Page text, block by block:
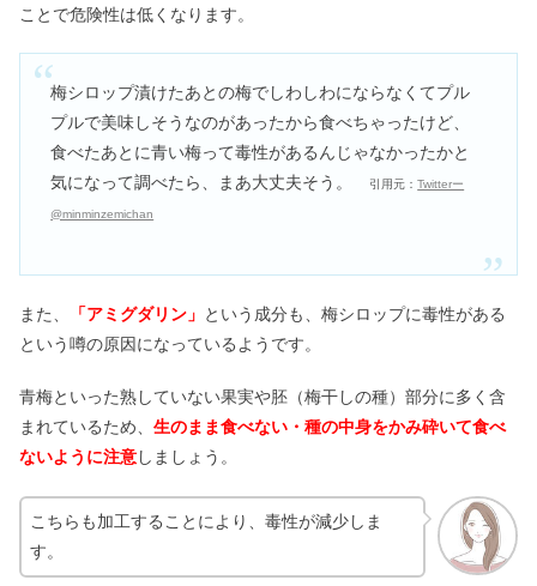
ことで危険性は低くなります。
梅シロップ漬けたあとの梅でしわしわにならなくてプル
プルで美味しそうなのがあったから食べちゃったけど、
食べたあとに青い梅って毒性があるんじゃなかったかと
気になって調べたら、まあ大丈夫そう。
引用元：Twitterー
@minminzemichan
また、 「アミグダリン」 という成分も、梅シロップに毒性がある
という噂の原因になっているようです。
青梅といった熟していない果実や胚（梅干しの種）部分に多く含
まれているため、 生のまま食べない・種の中身をかみ砕いて食べ
ないように注意しましょう。
こちらも加工することにより、毒性が減少しま
す。